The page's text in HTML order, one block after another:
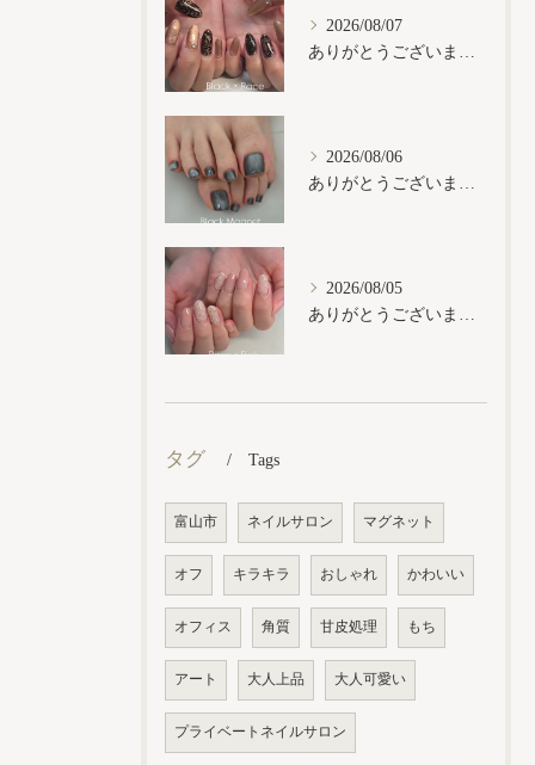
2026/08/07
ありがとうございます𓂃𓈒𓏸︎︎︎︎
2026/08/06
ありがとうございます𓂃𓈒𓏸︎︎︎︎
2026/08/05
ありがとうございます𓂃𓈒𓏸︎︎︎︎
タグ Tags
富山市 ネイルサロン マグネット
オフ キラキラ おしゃれ かわいい
オフィス 角質 甘皮処理 もち
アート 大人上品 大人可愛い
プライベートネイルサロン